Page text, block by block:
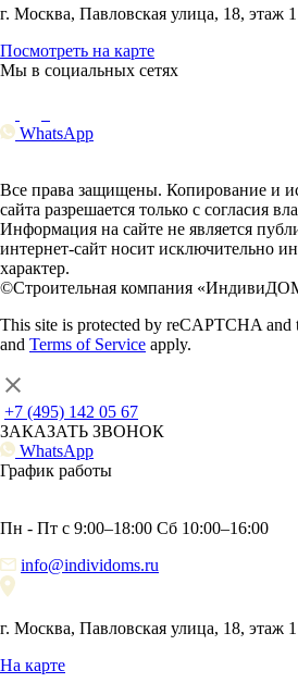
г. Москва, Павловская улица, 18, этаж 1
Посмотреть на карте
Мы в социальных сетях
WhatsApp
Все права защищены. Копирование и
сайта разрешается только с согласия
Информация на сайте не является
интернет-сайт носит исключительно
характер.
©Строительная компания
This site is protected by reCAPTCHA and
and Terms of Service apply.
+7 (495) 142 05 67
ЗАКАЗАТЬ ЗВОНОК
WhatsApp
График работы
Пн - Пт с 9:00–18:00 Сб 10:00–16:00
info@individoms.ru
г. Москва, Павловская улица, 18, этаж 1
На карте